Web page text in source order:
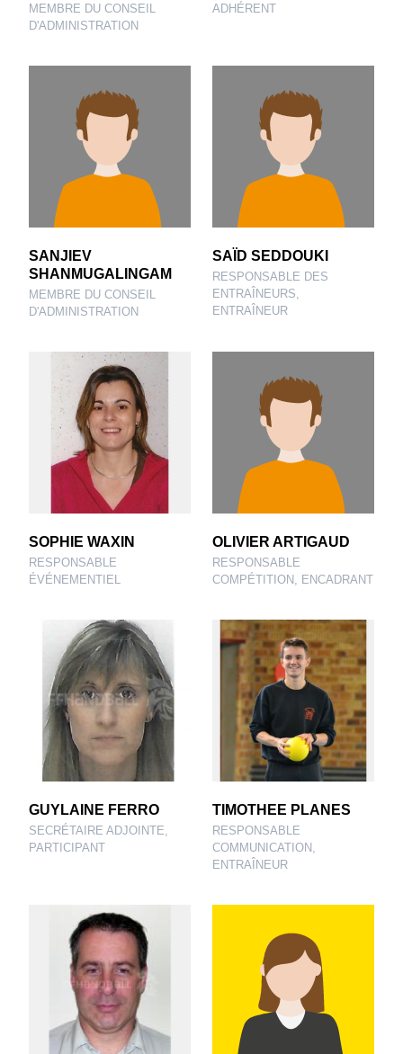
MEMBRE DU CONSEIL
D'ADMINISTRATION
ADHÉRENT
SANJIEV
SHANMUGALINGAM
MEMBRE DU CONSEIL
D'ADMINISTRATION
SAÏD SEDDOUKI
RESPONSABLE DES
ENTRAÎNEURS,
ENTRAÎNEUR
SOPHIE WAXIN
RESPONSABLE
ÉVÉNEMENTIEL
OLIVIER ARTIGAUD
RESPONSABLE
COMPÉTITION, ENCADRANT
GUYLAINE FERRO
SECRÉTAIRE ADJOINTE,
PARTICIPANT
TIMOTHEE PLANES
RESPONSABLE
COMMUNICATION,
ENTRAÎNEUR